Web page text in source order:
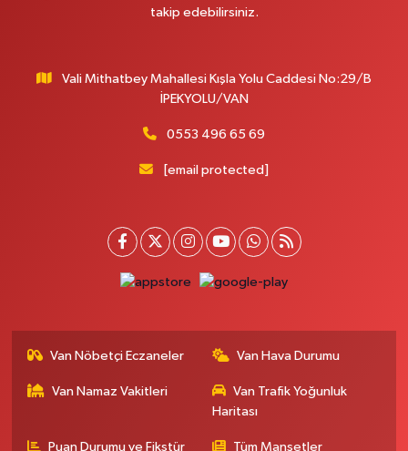
takip edebilirsiniz.
Vali Mithatbey Mahallesi Kışla Yolu Caddesi No:29/B
İPEKYOLU/VAN
0553 496 65 69
[email protected]
Van Nöbetçi Eczaneler Van Hava Durumu
Van Namaz Vakitleri
Van Trafik Yoğunluk
Haritası
Puan Durumu ve Fikstür Tüm Manşetler